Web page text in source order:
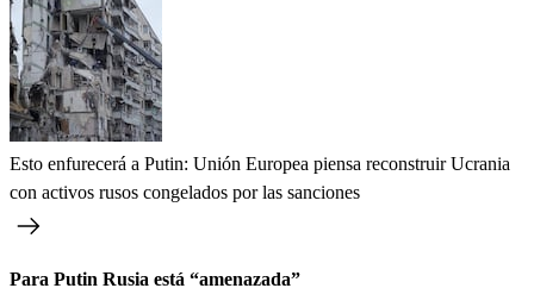
Esto enfurecerá a Putin: Unión Europea piensa reconstruir Ucrania
con activos rusos congelados por las sanciones
Para Putin Rusia está “amenazada”